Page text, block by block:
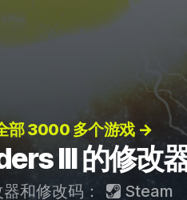
部 3000 多个游戏 →
III 的修改
和修改码： Steam